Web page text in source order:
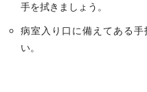
手を拭きましょう。
病室入り口に備えてある
い。